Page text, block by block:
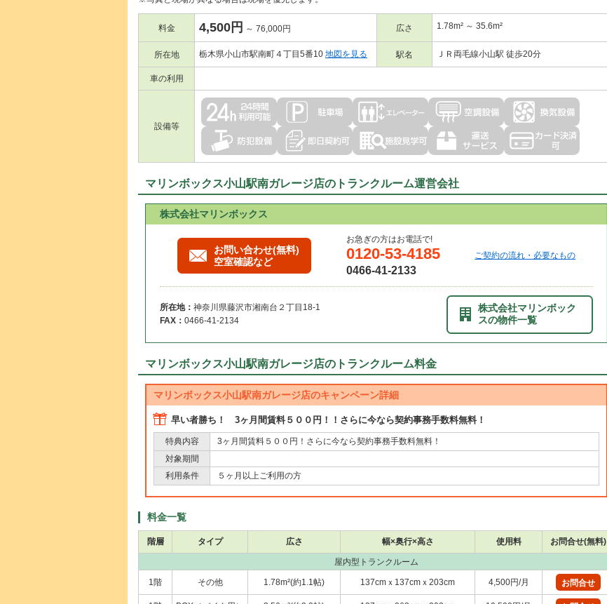
料金 4,500円 ～ 76,000円 広さ 1.78m² ～ 35.6m²
所在地 栃木県小山市駅南町４丁目5番10 地図を見る 駅名 ＪＲ両毛線小山駅 徒歩20分
車の利用
設備等
マリンボックス小山駅南ガレージ店のトランクルーム運営会社
株式会社マリンボックス
お問い合わせ(無料)
空室確認など
お急ぎの方はお電話で!
0120-53-4185
0466-41-2133
ご契約の流れ・必要なもの
所在地： 神奈川県藤沢市湘南台２丁目18-1
FAX： 0466-41-2134
株式会社マリンボック
スの物件一覧
マリンボックス小山駅南ガレージ店のトランクルーム料金
マリンボックス小山駅南ガレージ店のキャンペーン詳細
早い者勝ち！ 3ヶ月間賃料５００円！！さらに今なら契約事務手数料無料！
特典内容
3ヶ月間賃料５００円！さらに今なら契約事務手数料無料！
対象期間
利用条件
５ヶ月以上ご利用の方
料金一覧
階層 タイプ 広さ 幅×奥行×高さ 使用料 お問合せ(無料)
屋内型トランクルーム
1階 その他 1.78m²(約1.1帖) 137cmｘ137cmｘ203cm 4,500円/月 お問合せ